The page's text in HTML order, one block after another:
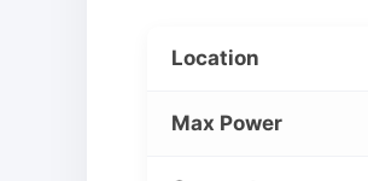
Location
Max Power